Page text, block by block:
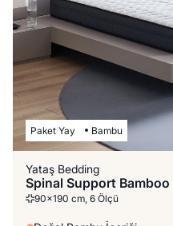
Paket Yay Bambu
Yataş Bedding
Spinal Support Bamboo
90x190 cm, 6 Ölçü